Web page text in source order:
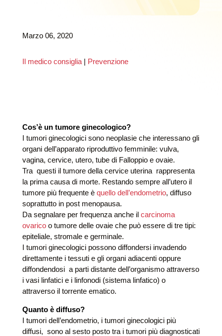
Marzo 06, 2020
Il medico consiglia| Prevenzione
Cos’è un tumore ginecologico?
I tumori ginecologici sono neoplasie che interessano gli
organi dell’apparato riproduttivo femminile: vulva,
vagina, cervice, utero, tube di Falloppio e ovaie.
Tra questi il tumore della cervice uterina rappresenta
la prima causa di morte. Restando sempre all’utero il
tumore più frequente è quello dell’endometrio, diffuso
soprattutto in post menopausa.
Da segnalare per frequenza anche il carcinoma
ovaricoo tumore delle ovaie che può essere di tre tipi:
epiteliale, stromale e germinale.
I tumori ginecologici possono diffondersi invadendo
direttamente i tessuti e gli organi adiacenti oppure
diffondendosi a parti distante dell’organismo attraverso
i vasi linfatici e i linfonodi (sistema linfatico) o
attraverso il torrente ematico.
Quanto è diffuso?
I tumori dell’endometrio, i tumori ginecologici più
diffusi, sono al sesto posto tra i tumori più diagnosticati